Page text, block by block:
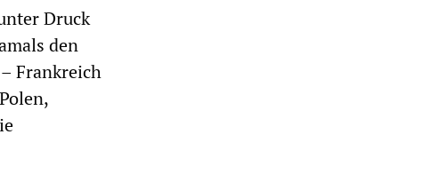
Druck
den
Frankreich